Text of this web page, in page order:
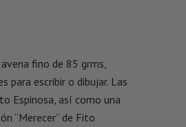
fino de 85 grms,
para escribir o dibujar. Las
Espinosa, así como una
“Merecer” de Fito